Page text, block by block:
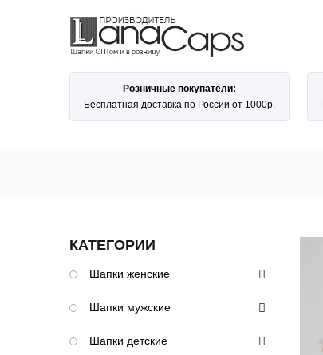
Розничные покупатели:
Бесплатная доставка по России от 1000р.
КАТЕГОРИИ
Шапки женские
Шапки мужские
Шапки детские